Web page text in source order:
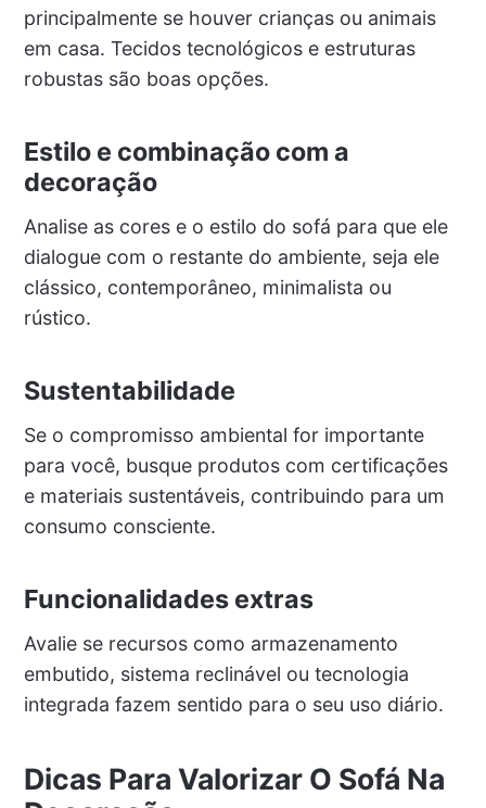
principalmente se houver crianças ou animais
em casa. Tecidos tecnológicos e estruturas
robustas são boas opções.
Estilo e combinação com a
decoração
Analise as cores e o estilo do sofá para que ele
dialogue com o restante do ambiente, seja ele
clássico, contemporâneo, minimalista ou
rústico.
Sustentabilidade
Se o compromisso ambiental for importante
para você, busque produtos com certificações
e materiais sustentáveis, contribuindo para um
consumo consciente.
Funcionalidades extras
Avalie se recursos como armazenamento
embutido, sistema reclinável ou tecnologia
integrada fazem sentido para o seu uso diário.
Dicas Para Valorizar O Sofá Na